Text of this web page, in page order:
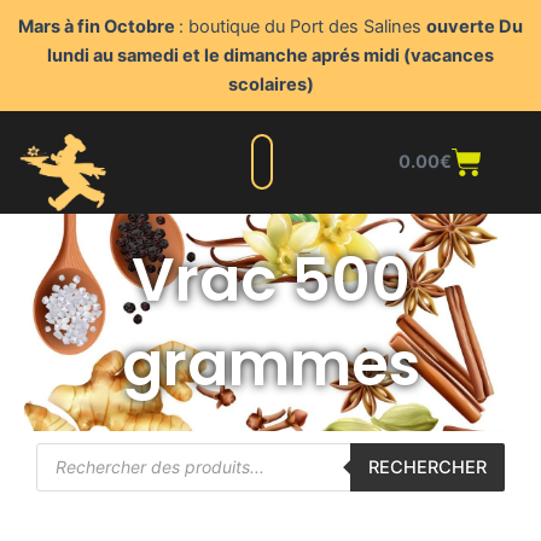
Mars à fin Octobre : boutique du Port des Salines ouverte Du
lundi au samedi et le dimanche aprés midi (vacances
scolaires)
0.00€
Vrac 500
grammes
RECHERCHER